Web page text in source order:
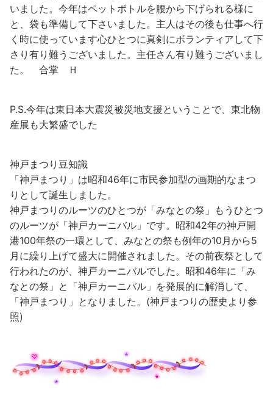
いました。今年はペットボトルを腰から下げられる様に
と、袋も準備して下さいました。主人はその後も仕事へ行
く時に使っています心ひとつに真剣にボランティアして下
さり有り難うございました。主任さん有り難うございまし
た。 合掌 Ｈ
P.S.今年は東日本大震災被災地支援ということで、東北物
産展も大繁盛でした
神戸まつり豆知識
「神戸まつり」は昭和46年に市民参加型の画期的なまつ
りとして誕生しました。
神戸まつりのルーツのひとつが「みなとの祭」もうひとつ
のルーツが「神戸カーニバル」です。昭和42年の神戸開
港100年祭の一環として、みなとの祭も例年の10月から5
月に繰り上げて盛大に開催されました。その前夜祭として
行われたのが、神戸カーニバルでした。昭和46年に「み
なとの祭」と「神戸カーニバル」を発展的に解消して、
「神戸まつり」となりました。(神戸まつりの歴史より参
照)